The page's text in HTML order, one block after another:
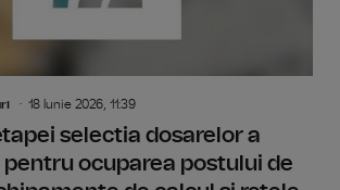
18 Iunie 2026, 11:39
selectia dosarelor a
ocuparea postului de